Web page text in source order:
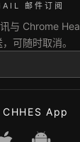
邮件订阅
与 Chrome
可随时取消。
CHHES App